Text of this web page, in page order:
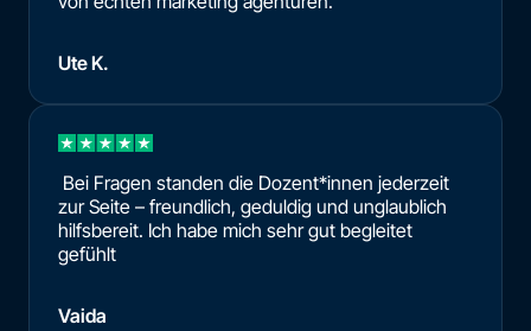
Ute K.
Bei Fragen standen die Dozent*innen jederzeit
zur Seite – freundlich, geduldig und unglaublich
hilfsbereit. Ich habe mich sehr gut begleitet
gefühlt
Vaida